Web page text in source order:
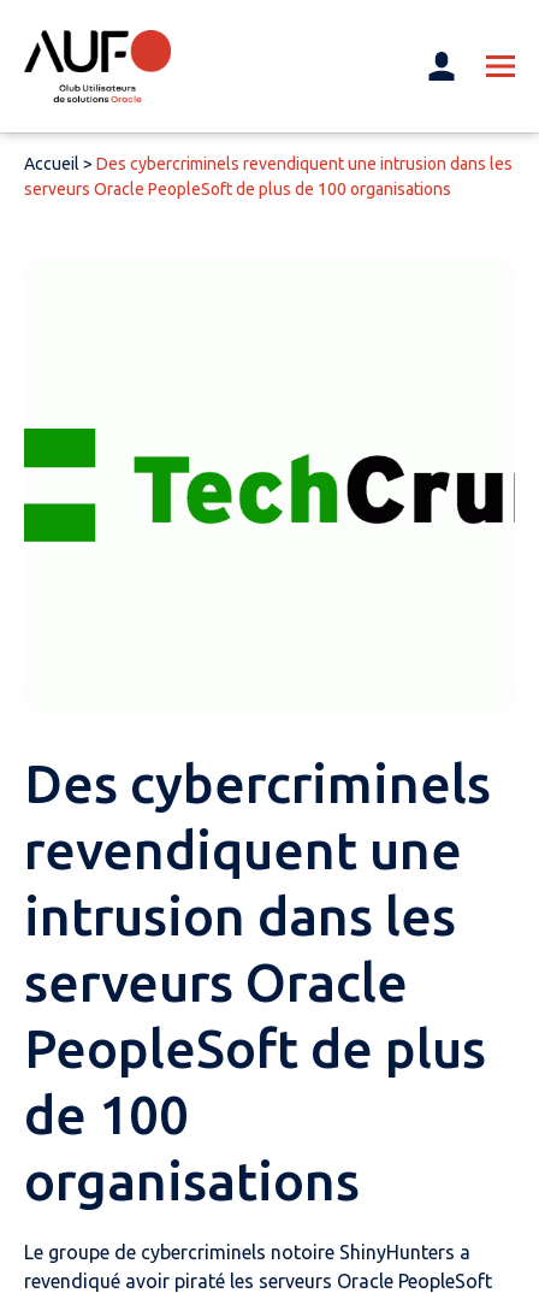
Accueil > Des cybercriminels revendiquent une intrusion dans les
serveurs Oracle PeopleSoft de plus de 100 organisations
Des cybercriminels
revendiquent une
intrusion dans les
serveurs Oracle
PeopleSoft de plus
de 100
organisations
Le groupe de cybercriminels notoire ShinyHunters a
revendiqué avoir piraté les serveurs Oracle PeopleSoft